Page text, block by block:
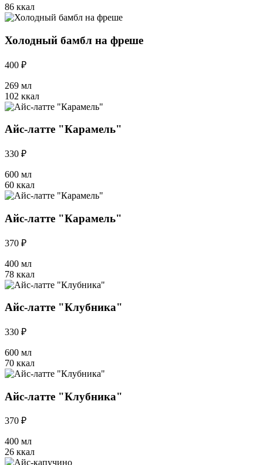
86 ккал
Холодный бамбл на фреше
400 ₽
269 мл
102 ккал
Айс-латте "Карамель"
330 ₽
600 мл
60 ккал
Айс-латте "Карамель"
370 ₽
400 мл
78 ккал
Айс-латте "Клубника"
330 ₽
600 мл
70 ккал
Айс-латте "Клубника"
370 ₽
400 мл
26 ккал